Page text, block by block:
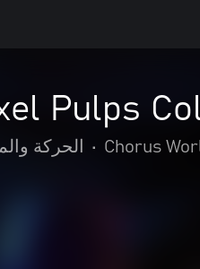
Pulps
Chorus
• الحركة